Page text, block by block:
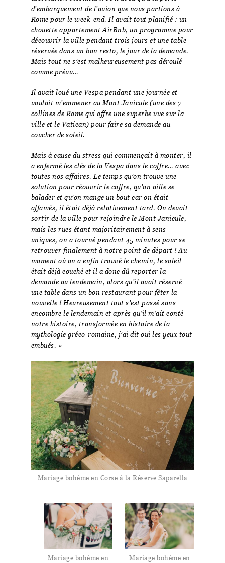
d’embarquement de l’avion que nous partions à
Rome pour le week-end. Il avait tout planifié : un
chouette appartement AirBnb, un programme pour
découvrir la ville pendant trois jours et une table
réservée dans un bon resto, le jour de la demande.
Mais tout ne s’est malheureusement pas déroulé
comme prévu…
Il avait loué une Vespa pendant une journée et
voulait m’emmener au Mont Janicule (une des 7
collines de Rome qui offre une superbe vue sur la
ville et le Vatican) pour faire sa demande au
coucher de soleil.
Mais à cause du stress qui commençait à monter, il
a enfermé les clés de la Vespa dans le coffre… avec
toutes nos affaires. Le temps qu’on trouve une
solution pour réouvrir le coffre, qu’on aille se
balader et qu’on mange un bout car on était
affamés, il était déjà relativement tard. On devait
sortir de la ville pour rejoindre le Mont Janicule,
mais les rues étant majoritairement à sens
uniques, on a tourné pendant 45 minutes pour se
retrouver finalement à notre point de départ ! Au
moment où on a enfin trouvé le chemin, le soleil
était déjà couché et il a donc dû reporter la
demande au lendemain, alors qu’il avait réservé
une table dans un bon restaurant pour fêter la
nouvelle ! Heureusement tout s’est passé sans
encombre le lendemain et après qu’il m’ait conté
notre histoire, transformée en histoire de la
mythologie gréco-romaine, j’ai dit oui les yeux tout
embués. »
Mariage bohème en Corse à la Réserve Saparella
Mariage bohème en
Mariage bohème en